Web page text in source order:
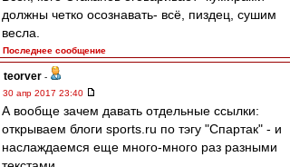
должны четко осознавать- всё, пиздец, сушим
весла.
Последнее сообщение
teorver -
30 апр 2017 23:40
А вообще зачем давать отдельные ссылки:
открываем блоги sports.ru по тэгу "Спартак" - и
наслаждаемся еще много-много раз разными